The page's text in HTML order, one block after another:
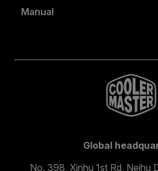
Manual
Global
No. 398, Xinhu 1st Rd, Neihu